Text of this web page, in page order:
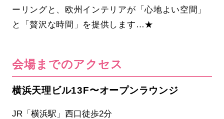
ーリングと、欧州インテリアが「心地よい空間」
と「贅沢な時間」を提供します…★
会場までのアクセス
横浜天理ビル13F〜オープンラウンジ
JR「横浜駅」西口徒歩2分